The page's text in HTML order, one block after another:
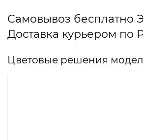
Самовывоз бесплатно
Доставка курьером по
Цветовые решения